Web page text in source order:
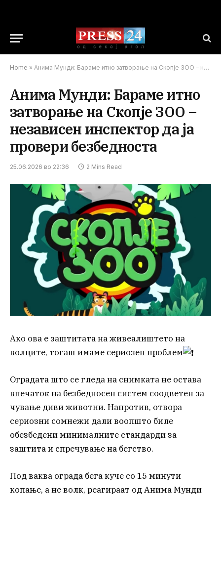
Home » Анима Мунди: Бараме итно затворање на Скопје ЗОО – независен инспектор да ја провери безбедноста
Анима Мунди: Бараме итно
затворање на Скопје ЗОО –
независен инспектор да ја
провери безбедноста
25.06.2026 во 22:36 2 Mins Read
Ако ова е заштитата на живеалиштето на
волците, тогаш имаме сериозен проблем
Оградата што се гледа на снимката не остава
впечаток на безбедносен систем соодветен за
чување диви животни. Напротив, отвора
сериозни сомнежи дали воопшто биле
обезбедени минималните стандарди за
заштита и спречување на бегство.
Под ваква ограда бега куче со 15 минути
копање, а не волк, реагираат од Анима Мунди